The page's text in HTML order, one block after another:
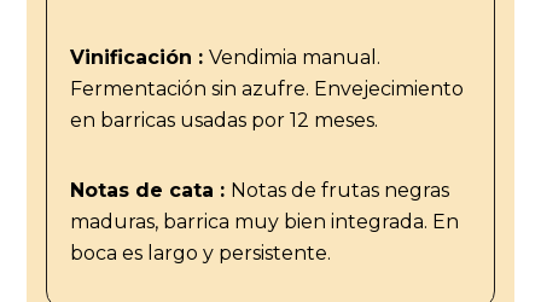
Vinificación : Vendimia manual.
Fermentación sin azufre. Envejecimiento
en barricas usadas por 12 meses.
Notas de cata : Notas de frutas negras
maduras, barrica muy bien integrada. En
boca es largo y persistente.